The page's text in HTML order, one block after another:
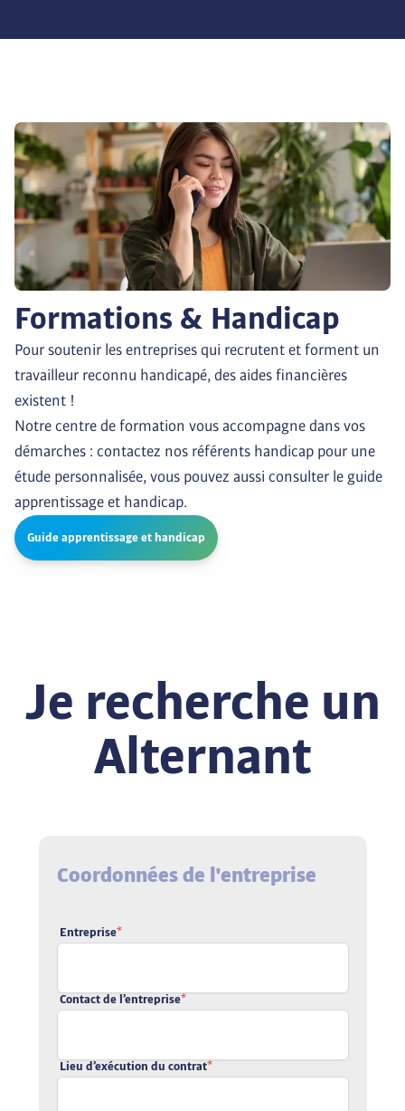
Formations & Handicap
Pour soutenir les entreprises qui recrutent et forment un
travailleur reconnu handicapé, des aides financières
existent !
Notre centre de formation vous accompagne dans vos
démarches : contactez nos référents handicap pour une
étude personnalisée, vous pouvez aussi consulter le guide
apprentissage et handicap.
Guide apprentissage et handicap
Je recherche un
Alternant
Coordonnées de l'entreprise
Entreprise*
Contact de l’entreprise*
Lieu d’exécution du contrat*